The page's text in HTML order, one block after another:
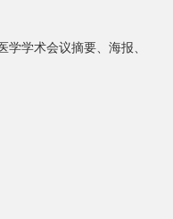
学学术会议摘要、海报、